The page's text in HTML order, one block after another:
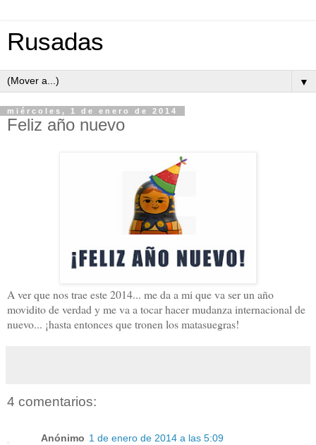
Rusadas
▼
miércoles, 1 de enero de 2014
Feliz año nuevo
A ver que nos trae este 2014... me da a mi que va ser un año
movidito de verdad y me va a tocar hacer mudanza internacional de
nuevo... ¡hasta entonces que tronen los matasuegras!
4 comentarios:
Anónimo 1 de enero de 2014 a las 5:09